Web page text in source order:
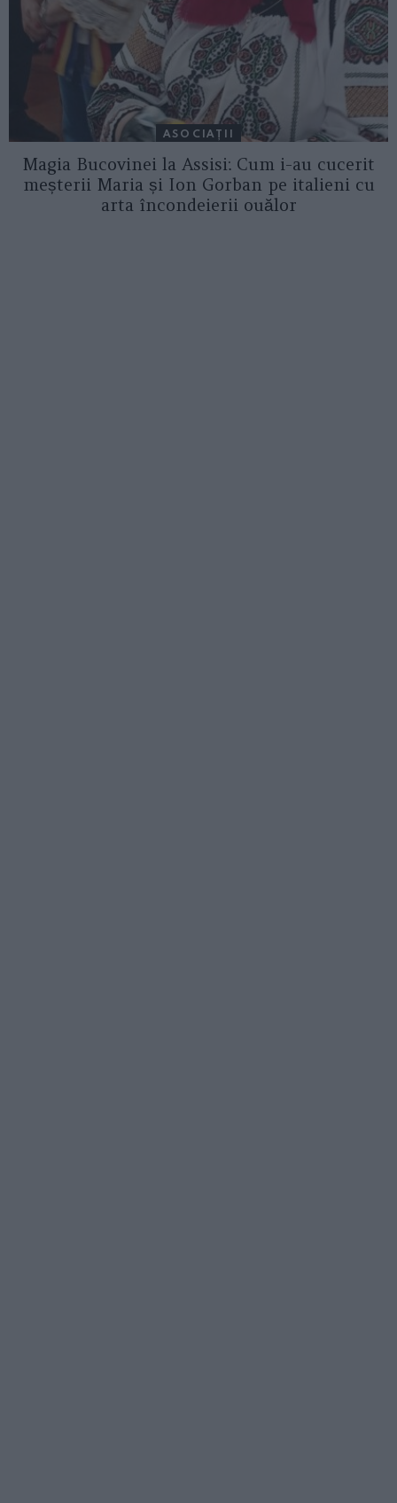
ASOCIAŢII
Magia Bucovinei la Assisi: Cum i-au cucerit
meșterii Maria și Ion Gorban pe italieni cu
arta încondeierii ouălor